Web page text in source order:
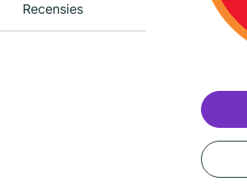
Recensies